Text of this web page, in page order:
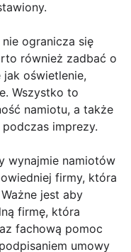
ogranicza się
również zadbać o
oświetlenie,
Wszystko to
namiotu, a także
imprezy.
wynajmie namiotów
firmy, która
jest aby
firmę, która
fachową pomoc
umowy